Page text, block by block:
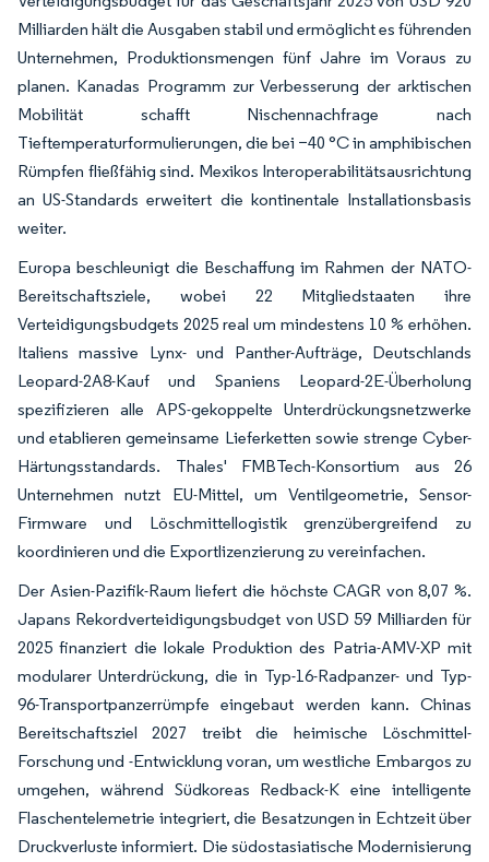
Milliarden hält die Ausgaben stabil und ermöglicht es führenden
Unternehmen, Produktionsmengen fünf Jahre im Voraus zu
planen. Kanadas Programm zur Verbesserung der arktischen
Mobilität schafft Nischennachfrage nach
Tieftemperaturformulierungen, die bei −40 °C in amphibischen
Rümpfen fließfähig sind. Mexikos Interoperabilitätsausrichtung
an US-Standards erweitert die kontinentale Installationsbasis
weiter.
Europa beschleunigt die Beschaffung im Rahmen der NATO-
Bereitschaftsziele, wobei 22 Mitgliedstaaten ihre
Verteidigungsbudgets 2025 real um mindestens 10 % erhöhen.
Italiens massive Lynx- und Panther-Aufträge, Deutschlands
Leopard-2A8-Kauf und Spaniens Leopard-2E-Überholung
spezifizieren alle APS-gekoppelte Unterdrückungsnetzwerke
und etablieren gemeinsame Lieferketten sowie strenge Cyber-
Härtungsstandards. Thales' FMBTech-Konsortium aus 26
Unternehmen nutzt EU-Mittel, um Ventilgeometrie, Sensor-
Firmware und Löschmittellogistik grenzübergreifend zu
koordinieren und die Exportlizenzierung zu vereinfachen.
Der Asien-Pazifik-Raum liefert die höchste CAGR von 8,07 %.
Japans Rekordverteidigungsbudget von USD 59 Milliarden für
2025 finanziert die lokale Produktion des Patria-AMV-XP mit
modularer Unterdrückung, die in Typ-16-Radpanzer- und Typ-
96-Transportpanzerrümpfe eingebaut werden kann. Chinas
Bereitschaftsziel 2027 treibt die heimische Löschmittel-
Forschung und -Entwicklung voran, um westliche Embargos zu
umgehen, während Südkoreas Redback-K eine intelligente
Flaschentelemetrie integriert, die Besatzungen in Echtzeit über
Druckverluste informiert. Die südostasiatische Modernisierung